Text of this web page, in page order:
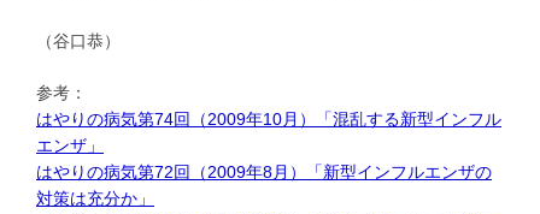
（谷口恭）
参考：
はやりの病気第74回（2009年10月）「混乱する新型インフル
エンザ」
はやりの病気第72回（2009年8月）「新型インフルエンザの
対策は充分か」